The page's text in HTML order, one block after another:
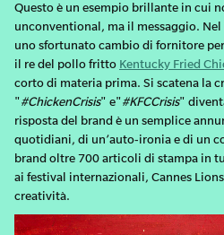
Questo è un esempio brillante in cui
unconventional, ma il messaggio.
uno sfortunato cambio di fornitore
il re del pollo fritto Kentucky Fried
corto di materia prima. Si scatena la
"#ChickenCrisis" e"#KFCCrisis"
risposta del brand è un semplice
quotidiani, di un’auto-ironia e di un
brand oltre 700 articoli di stampa in
ai festival internazionali, Cannes
creatività.